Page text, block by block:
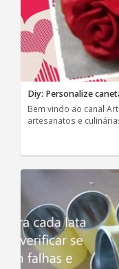
Diy: Personalize
Bem vindo ao canal
artesanatos e